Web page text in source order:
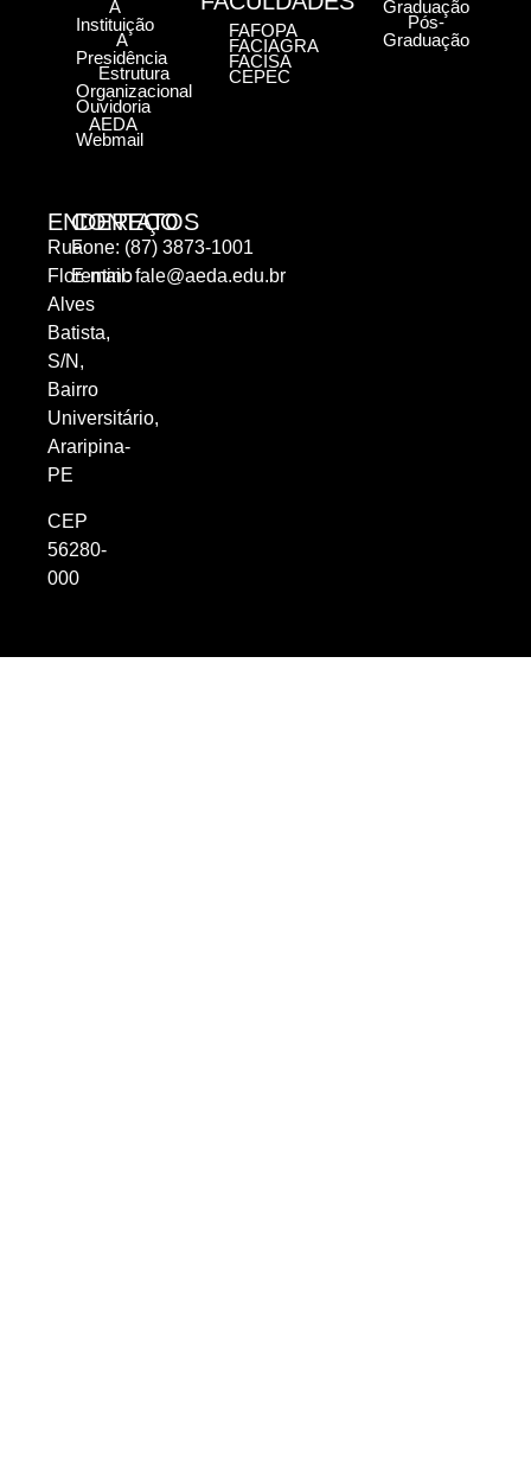
ENDEREÇO
Rua
Florentino
Alves
Batista,
S/N,
Bairro
Universitário,
Araripina-
PE
CEP
56280-
000
CONTATOS
Fone: (87) 3873-1001
E-mail:fale@aeda.edu.br
A
Instituição
A
Presidência
Estrutura
Organizacional
Ouvidoria
AEDA
Webmail
FAFOPA
FACIAGRA
FACISA
CEPEC
Graduação
Pós-
Graduação